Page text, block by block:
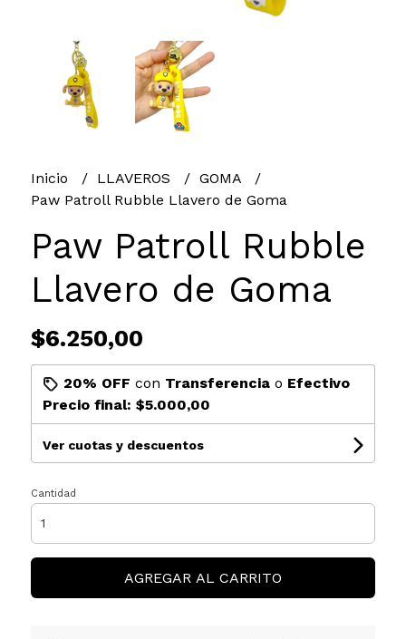
Inicio LLAVEROS
GOMA
Paw Patroll Rubble Llavero de Goma
Paw Patroll Rubble
Llavero de Goma
$6.250,00
20% OFF con Transferenciao Efectivo
Precio final: $5.000,00
Ver cuotas y descuentos
Cantidad
AGREGAR AL CARRITO